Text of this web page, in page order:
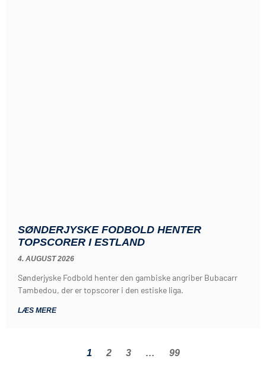
SØNDERJYSKE FODBOLD HENTER
TOPSCORER I ESTLAND
4. AUGUST 2026
Sønderjyske Fodbold henter den gambiske angriber Bubacarr
Tambedou, der er topscorer i den estiske liga.
LÆS MERE
1 2 3 … 99